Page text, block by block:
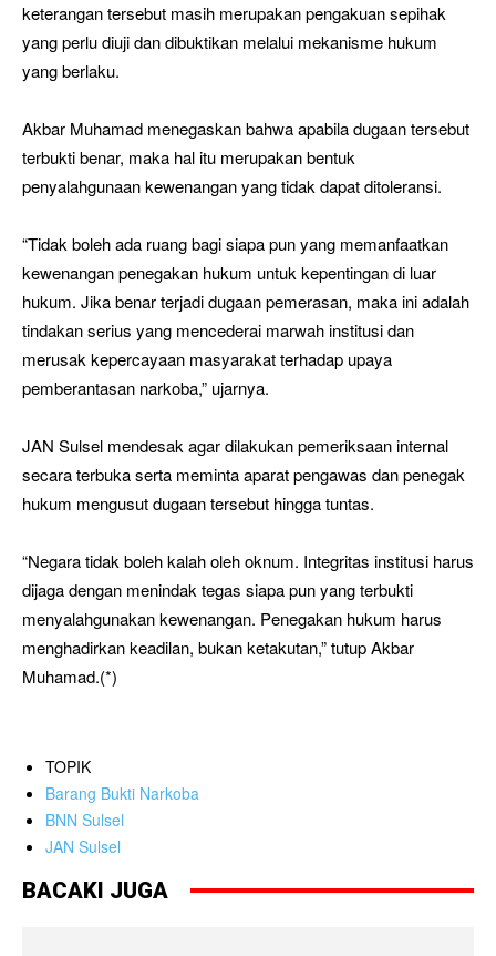
keterangan tersebut masih merupakan pengakuan sepihak
yang perlu diuji dan dibuktikan melalui mekanisme hukum
yang berlaku.
Akbar Muhamad menegaskan bahwa apabila dugaan tersebut
terbukti benar, maka hal itu merupakan bentuk
penyalahgunaan kewenangan yang tidak dapat ditoleransi.
“Tidak boleh ada ruang bagi siapa pun yang memanfaatkan
kewenangan penegakan hukum untuk kepentingan di luar
hukum. Jika benar terjadi dugaan pemerasan, maka ini adalah
tindakan serius yang mencederai marwah institusi dan
merusak kepercayaan masyarakat terhadap upaya
pemberantasan narkoba,” ujarnya.
JAN Sulsel mendesak agar dilakukan pemeriksaan internal
secara terbuka serta meminta aparat pengawas dan penegak
hukum mengusut dugaan tersebut hingga tuntas.
“Negara tidak boleh kalah oleh oknum. Integritas institusi harus
dijaga dengan menindak tegas siapa pun yang terbukti
menyalahgunakan kewenangan. Penegakan hukum harus
menghadirkan keadilan, bukan ketakutan,” tutup Akbar
Muhamad.(*)
TOPIK
Barang Bukti Narkoba
BNN Sulsel
JAN Sulsel
BACAKI JUGA